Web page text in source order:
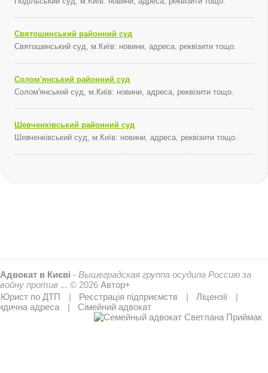
Святошинський районний суд
Святошинський суд, м.Київ: новини, адреса, реквізити тощо.
Солом'янський районний суд
Солом'янський суд, м.Київ: новини, адреса, реквізити тощо.
Шевченківський районний суд
Шевченківський суд, м.Київ: новини, адреса, реквізити тощо.
Адвокат в Києві - Вышеградская группа осудила Россию за
войну против ... © 2026 Автор+
Юрист по ДТП
Реєстрація підприємств
Ліцензії
адреса
Сімейний адвокат